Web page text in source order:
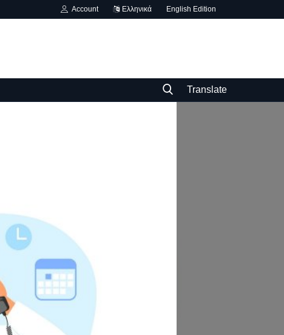
Account Ελληνικά English Edition
Translate